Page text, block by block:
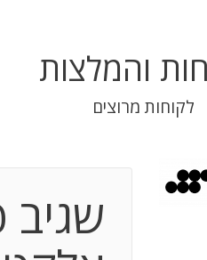
והמלצות
לקוחות מרוצים
שגיב
ישראל בלטרון,